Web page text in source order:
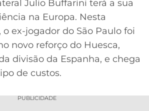
Julio Buffarini terá a sua
na Europa. Nesta
ex-jogador do São Paulo foi
novo reforço do Huesca,
divisão da Espanha, e chega
de custos.
PUBLICIDADE